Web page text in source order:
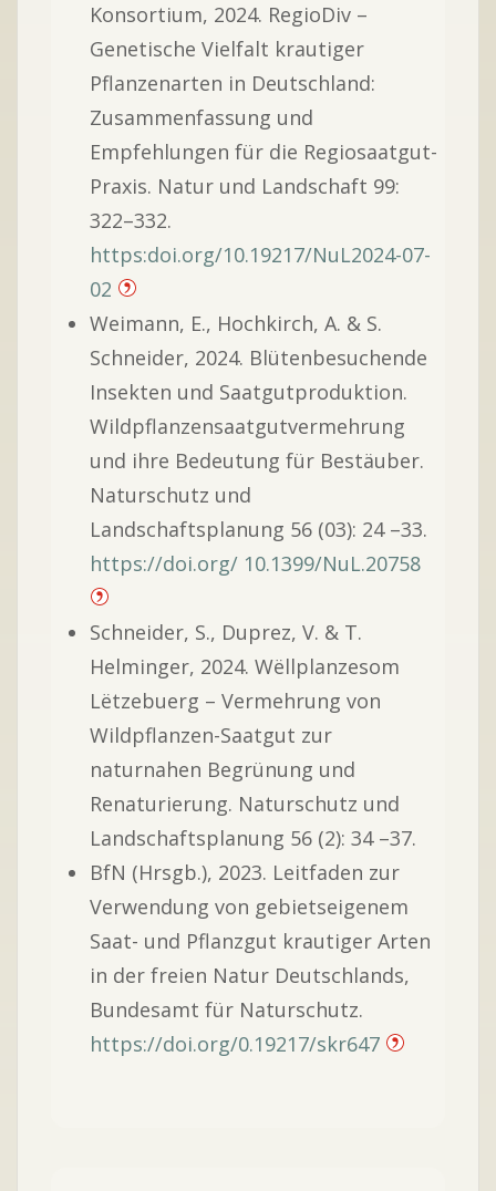
Konsortium, 2024. RegioDiv –
Genetische Vielfalt krautiger
Pflanzenarten in Deutschland:
Zusammenfassung und
Empfehlungen für die Regiosaatgut-
Praxis. Natur und Landschaft 99:
322–332.
https:doi.org/10.19217/NuL2024-07-
02
Weimann, E., Hochkirch, A. & S.
Schneider, 2024. Blütenbesuchende
Insekten und Saatgutproduktion.
Wildpflanzensaatgutvermehrung
und ihre Bedeutung für Bestäuber.
Naturschutz und
Landschaftsplanung 56 (03): 24 –33.
https://doi.org/ 10.1399/NuL.20758
Schneider, S., Duprez, V. & T.
Helminger, 2024. Wëllplanzesom
Lëtzebuerg – Vermehrung von
Wildpflanzen-Saatgut zur
naturnahen Begrünung und
Renaturierung. Naturschutz und
Landschaftsplanung 56 (2): 34 –37.
BfN (Hrsgb.), 2023. Leitfaden zur
Verwendung von gebietseigenem
Saat- und Pflanzgut krautiger Arten
in der freien Natur Deutschlands,
Bundesamt für Naturschutz.
https://doi.org/0.19217/skr647